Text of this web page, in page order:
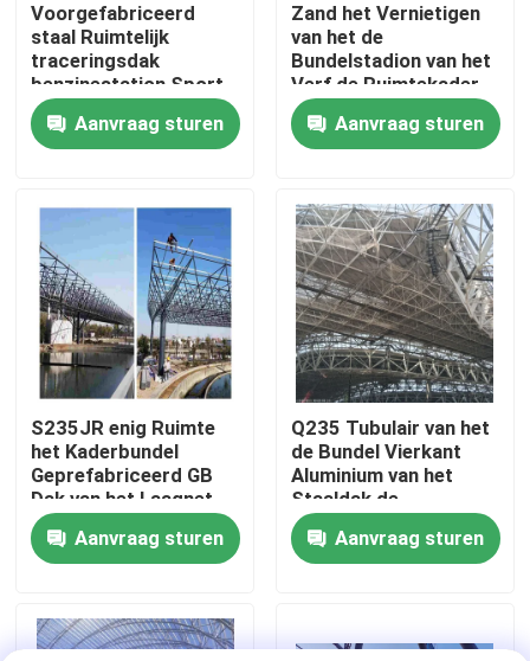
Producten
Ongeveer ons
Kwaliteitscontrole
Contacteer ons
Nieuws
Gevallen
Ruimtekaderbundel
Voorgefabriceerd
staal Ruimtelijk
traceringsdak
benzinestation Sport
gefixeerd lassen In
Zuid-Amerika
Projecten Q235 Q345
Aanvraag sturen
Zand het Vernietigen
van het de
Bundelstadion van het
Verf de Ruimtekader
Aangepaste het
DakbouwAanvraag sturen
S235JR enig Ruimte
het Kaderbundel
Geprefabriceerd GB
Dak van het Laagnet
Aanvraag sturen
Q235 Tubulair van het
de Bundel Vierkant
Aluminium van het
Staaldak de
Bundelponsen Met
hoge weerstand
Aanvraag sturen